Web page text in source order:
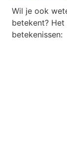
Wil je ook
betekent?
betekenissen: